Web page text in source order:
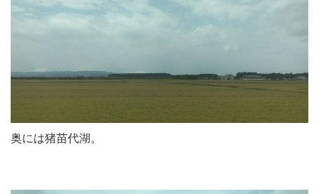
奥には猪苗代湖。